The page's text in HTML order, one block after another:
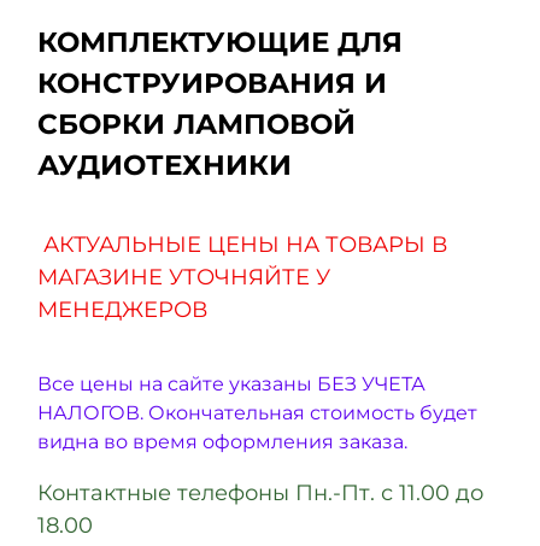
КОМПЛЕКТУЮЩИЕ ДЛЯ
КОНСТРУИРОВАНИЯ И
СБОРКИ ЛАМПОВОЙ
АУДИОТЕХНИКИ
АКТУАЛЬНЫЕ ЦЕНЫ НА ТОВАРЫ В
МАГАЗИНЕ УТОЧНЯЙТЕ У
МЕНЕДЖЕРОВ
Все цены на сайте указаны БЕЗ УЧЕТА
НАЛОГОВ. Окончательная стоимость будет
видна во время оформления заказа.
Контактные телефоны Пн.-Пт. с 11.00 до
18.00